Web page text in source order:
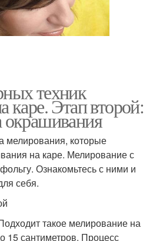
техник
каре. Этап второй:
окрашивания
мелирования, которые
на каре. Мелирование с
Ознакомьтесь с ними и
себя.
такое мелирование на
15 сантиметров. Процесс